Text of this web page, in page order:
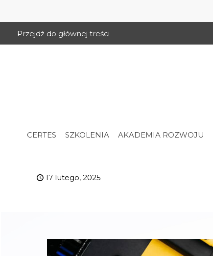
Przejdź do głównej treści
CERTES SZKOLENIA AKADEMIA ROZWOJU
17 lutego, 2025